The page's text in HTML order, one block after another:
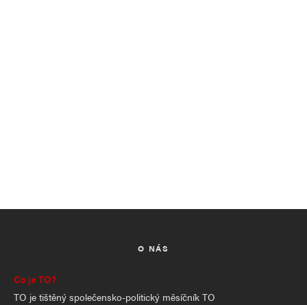
O NÁS
Co je TO?
TO je tištěný společensko-politický měsíčník TO